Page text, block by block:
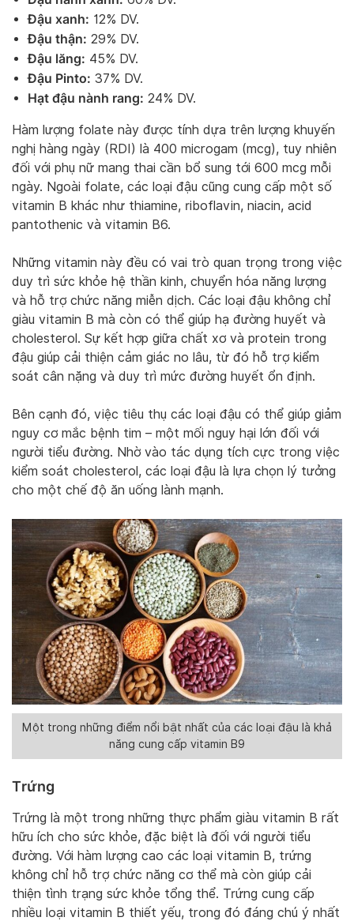
Đậu xanh: 12% DV.
Đậu thận: 29% DV.
Đậu lăng: 45% DV.
Đậu Pinto: 37% DV.
Hạt đậu nành rang: 24% DV.
Hàm lượng folate này được tính dựa trên lượng khuyến
nghị hàng ngày (RDI) là 400 microgam (mcg), tuy nhiên
đối với phụ nữ mang thai cần bổ sung tới 600 mcg mỗi
ngày. Ngoài folate, các loại đậu cũng cung cấp một số
vitamin B khác như thiamine, riboflavin, niacin, acid
pantothenic và vitamin B6.
Những vitamin này đều có vai trò quan trọng trong việc
duy trì sức khỏe hệ thần kinh, chuyển hóa năng lượng
và hỗ trợ chức năng miễn dịch. Các loại đậu không chỉ
giàu vitamin B mà còn có thể giúp hạ đường huyết và
cholesterol. Sự kết hợp giữa chất xơ và protein trong
đậu giúp cải thiện cảm giác no lâu, từ đó hỗ trợ kiểm
soát cân nặng và duy trì mức đường huyết ổn định.
Bên cạnh đó, việc tiêu thụ các loại đậu có thể giúp giảm
nguy cơ mắc bệnh tim – một mối nguy hại lớn đối với
người tiểu đường. Nhờ vào tác dụng tích cực trong việc
kiểm soát cholesterol, các loại đậu là lựa chọn lý tưởng
cho một chế độ ăn uống lành mạnh.
Một trong những điểm nổi bật nhất của các loại đậu là khả
năng cung cấp vitamin B9
Trứng
Trứng là một trong những thực phẩm giàu vitamin B rất
hữu ích cho sức khỏe, đặc biệt là đối với người tiểu
đường. Với hàm lượng cao các loại vitamin B, trứng
không chỉ hỗ trợ chức năng cơ thể mà còn giúp cải
thiện tình trạng sức khỏe tổng thể. Trứng cung cấp
nhiều loại vitamin B thiết yếu, trong đó đáng chú ý nhất